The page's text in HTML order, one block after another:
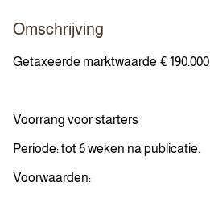
Omschrijving
Getaxeerde marktwaarde € 190.000
Voorrang voor starters
Periode: tot 6 weken na publicatie.
Voorwaarden: